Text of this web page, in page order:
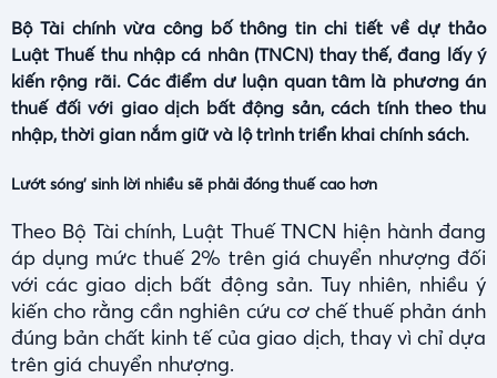
Bộ Tài chính vừa công bố thông tin chi tiết về dự thảo
Luật Thuế thu nhập cá nhân (TNCN) thay thế, đang lấy ý
kiến rộng rãi. Các điểm dư luận quan tâm là phương án
thuế đối với giao dịch bất động sản, cách tính theo thu
nhập, thời gian nắm giữ và lộ trình triển khai chính sách.
Lướt sóng' sinh lời nhiều sẽ phải đóng thuế cao hơn
Theo Bộ Tài chính, Luật Thuế TNCN hiện hành đang
áp dụng mức thuế 2% trên giá chuyển nhượng đối
với các giao dịch bất động sản. Tuy nhiên, nhiều ý
kiến cho rằng cần nghiên cứu cơ chế thuế phản ánh
đúng bản chất kinh tế của giao dịch, thay vì chỉ dựa
trên giá chuyển nhượng.